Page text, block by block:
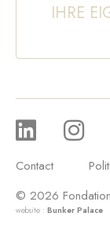
IHRE
Contact
© 2026
website : Bunker Palace